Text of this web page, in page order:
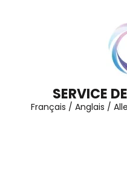
SERVICE
Français / Anglais /